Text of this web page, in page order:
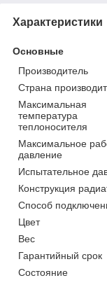
Характеристики
Основные
Производитель
Страна
Максимальная
температура
теплоносителя
Максимальное
давление
Испытательное
Конструкция
Способ
Цвет
Вес
Гарантийный срок
Состояние